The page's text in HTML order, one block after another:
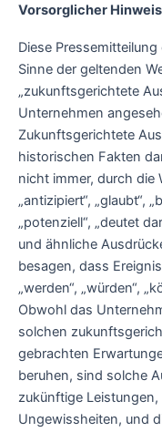
Vorsorglicher
Diese
Sinne der geltenden
„zukunftsgerichtete
Unternehmen
Zukunftsgerichtete
historischen Fakten
nicht immer, durch die
„antizipiert“, „glaubt“,
„potenziell“, „deutet
und ähnliche
besagen, dass
„werden“, „würden“,
Obwohl das
solchen
gebrachten
beruhen, sind solche
zukünftige Leistungen,
Ungewissheiten, und